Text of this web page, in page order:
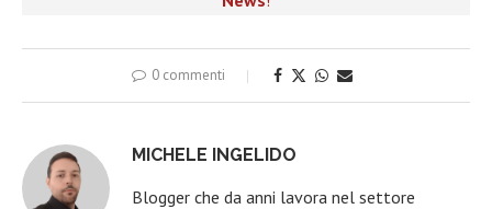
0 commenti
MICHELE INGELIDO
Blogger che da anni lavora nel settore